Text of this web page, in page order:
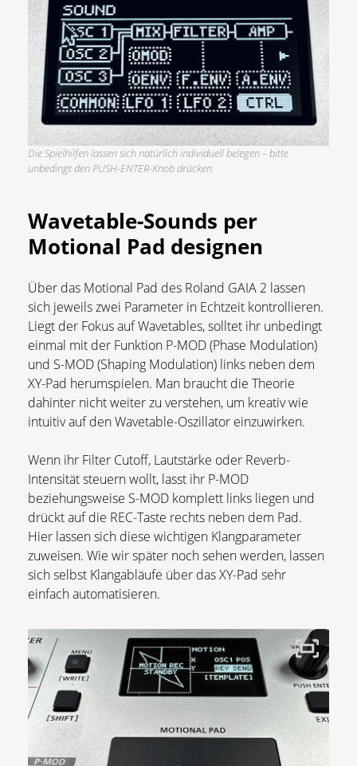
Die Spielhilfen lassen sich natürlich individuell belegen – bitte
unbedingt den PUSH-ENTER-Knob drücken.
Wavetable-Sounds per
Motional Pad designen
Über das Motional Pad des Roland GAIA 2 lassen
sich jeweils zwei Parameter in Echtzeit kontrollieren.
Liegt der Fokus auf Wavetables, solltet ihr unbedingt
einmal mit der Funktion P-MOD (Phase Modulation)
und S-MOD (Shaping Modulation) links neben dem
XY-Pad herumspielen. Man braucht die Theorie
dahinter nicht weiter zu verstehen, um kreativ wie
intuitiv auf den Wavetable-Oszillator einzuwirken.
Wenn ihr Filter Cutoff, Lautstärke oder Reverb-
Intensität steuern wollt, lasst ihr P-MOD
beziehungsweise S-MOD komplett links liegen und
drückt auf die REC-Taste rechts neben dem Pad.
Hier lassen sich diese wichtigen Klangparameter
zuweisen. Wie wir später noch sehen werden, lassen
sich selbst Klangabläufe über das XY-Pad sehr
einfach automatisieren.